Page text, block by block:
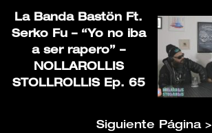
La Banda Bastön Ft.
Serko Fu – “Yo no iba
a ser rapero” –
NOLLAROLLIS
STOLLROLLIS Ep. 65
Siguiente Página >